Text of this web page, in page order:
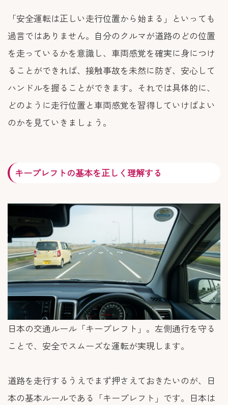
「安全運転は正しい走行位置から始まる」といっても
過言ではありません。自分のクルマが道路のどの位置
を走っているかを意識し、車両感覚を確実に身につけ
ることができれば、接触事故を未然に防ぎ、安心して
ハンドルを握ることができます。それでは具体的に、
どのように走行位置と車両感覚を習得していけばよい
のかを見ていきましょう。
キープレフトの基本を正しく理解する
日本の交通ルール「キープレフト」。左側通行を守る
ことで、安全でスムーズな運転が実現します。
道路を走行するうえでまず押さえておきたいのが、日
本の基本ルールである「キープレフト」です。日本は